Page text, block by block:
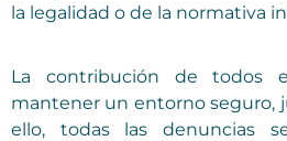
la legalidad o de la normativa
La contribución de todos
mantener un entorno seguro,
ello, todas las denuncias